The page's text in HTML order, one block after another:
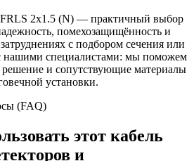
2х1.5 (N) — практичный выбор
помехозащищённость и
с подбором сечения или
нашими специалистами: мы поможем
решение и сопутствующие материалы
установки.
(FAQ)
этот кабель
и